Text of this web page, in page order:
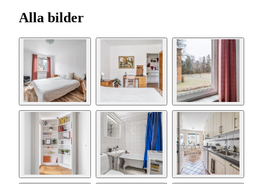
Alla bilder